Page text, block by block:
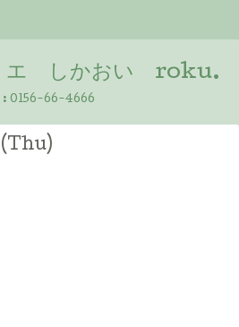
エ しかおい roku.
: 0156-66-4666
(Thu)